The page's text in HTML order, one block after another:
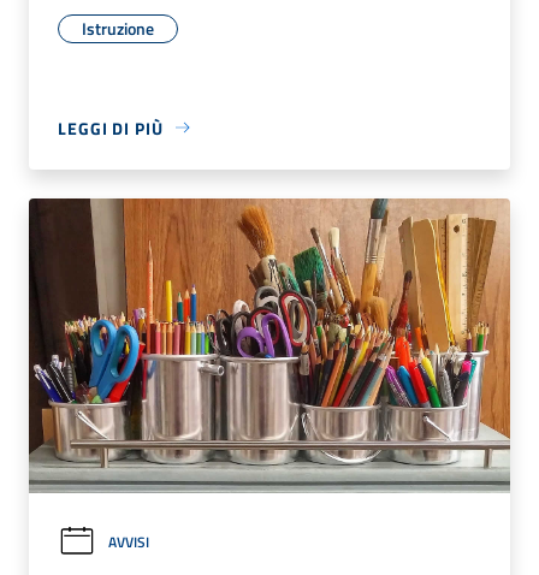
Istruzione
LEGGI DI PIÙ
AVVISI